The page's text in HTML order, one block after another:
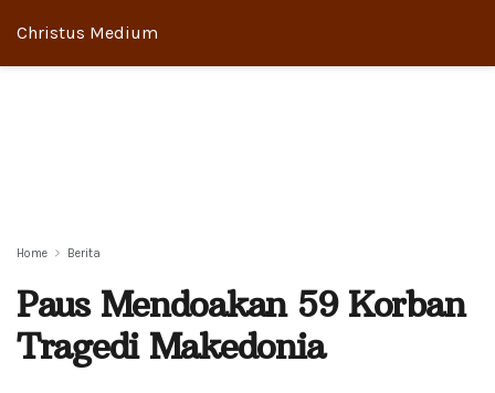
Christus Medium
Home Berita
Paus Mendoakan 59 Korban
Tragedi Makedonia